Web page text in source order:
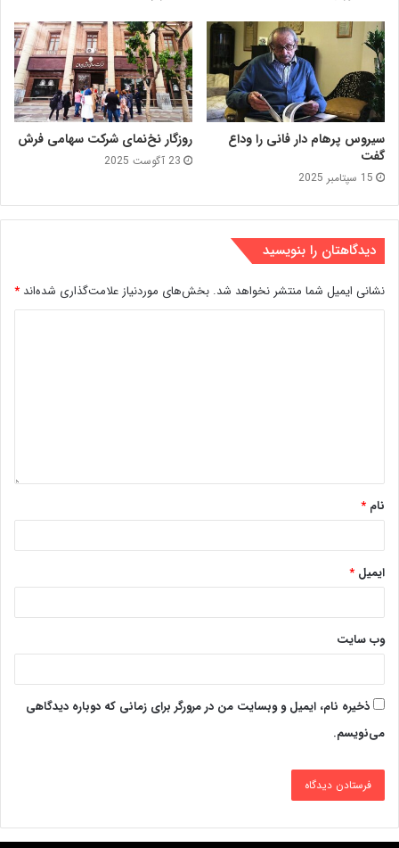
سیروس پرهام دار فانی را وداع
گفت
15 سپتامبر 2025
روزگار نخ‌نمای شرکت سهامی فرش
23 آگوست 2025
دیدگاهتان را بنویسید
نشانی ایمیل شما منتشر نخواهد شد. بخش‌های موردنیاز علامت‌گذاری شده‌اند *
نام *
ایمیل *
وب‌ سایت
ذخیره نام، ایمیل و وبسایت من در مرورگر برای زمانی که دوباره دیدگاهی
می‌نویسم.